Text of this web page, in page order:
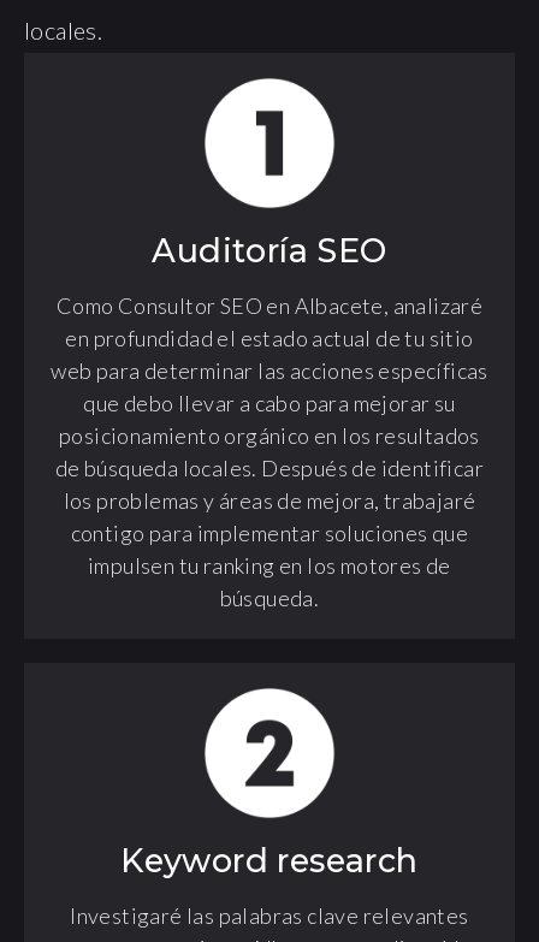
locales.
Auditoría SEO
Como Consultor SEO en Albacete, analizaré
en profundidad el estado actual de tu sitio
web para determinar las acciones específicas
que debo llevar a cabo para mejorar su
posicionamiento orgánico en los resultados
de búsqueda locales. Después de identificar
los problemas y áreas de mejora, trabajaré
contigo para implementar soluciones que
impulsen tu ranking en los motores de
búsqueda.
Keyword research
Investigaré las palabras clave relevantes